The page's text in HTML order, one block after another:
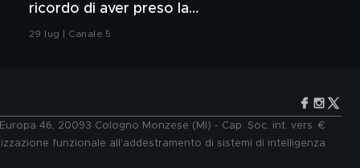
ricordo di aver preso la
bottiglietta d'acqua"
29 lug | Canale 5
46, 20093 Cologno Monzese (MI) - Cap. Soc. int. vers. €
funzionale all'addestramento di sistemi di intelligenza